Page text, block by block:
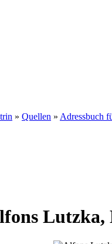
» Quellen » Adressbuch
Lutzka,